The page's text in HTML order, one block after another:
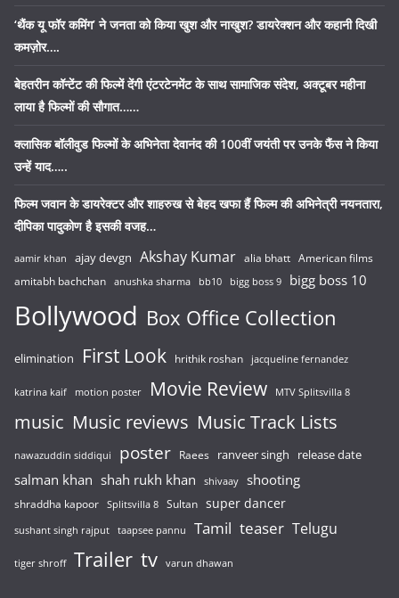
‘थैंक यू फॉर कमिंग’ ने जनता को किया खुश और नाखुश? डायरेक्शन और कहानी दिखी
कमज़ोर….
बेहतरीन कॉन्टेंट की फिल्में देंगी एंटरटेनमेंट के साथ सामाजिक संदेश, अक्टूबर महीना
लाया है फिल्मों की सौगात……
क्लासिक बॉलीवुड फिल्मों के अभिनेता देवानंद की 100वीं जयंती पर उनके फैंस ने किया
उन्हें याद…..
फिल्म जवान के डायरेक्टर और शाहरुख से बेहद खफा हैं फिल्म की अभिनेत्री नयनतारा,
दीपिका पादुकोण है इसकी वजह…
aamir khan ajay devgn Akshay Kumar alia bhatt American films
amitabh bachchan anushka sharma bb10 bigg boss 9 bigg boss 10
Bollywood Box Office Collection
elimination First Look hrithik roshan jacqueline fernandez
katrina kaif motion poster Movie Review MTV Splitsvilla 8
music Music reviews Music Track Lists
nawazuddin siddiqui poster Raees ranveer singh release date
salman khan shah rukh khan shivaay shooting
shraddha kapoor Splitsvilla 8 Sultan super dancer
sushant singh rajput taapsee pannu Tamil teaser Telugu
tiger shroff Trailer tv varun dhawan